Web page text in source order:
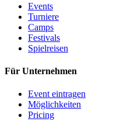
Events
Turniere
Camps
Festivals
Spielreisen
Für Unternehmen
Event eintragen
Möglichkeiten
Pricing